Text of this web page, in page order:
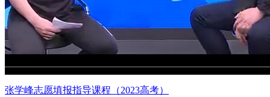
张学峰志愿填报指导课程（2023高考）